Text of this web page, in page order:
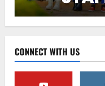
CONNECT WITH US